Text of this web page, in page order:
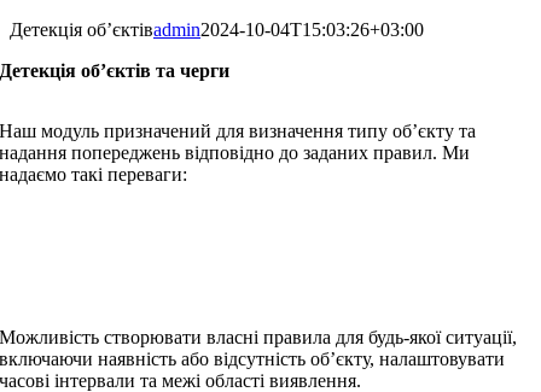
Детекція об’єктівadmin2024-10-04T15:03:26+03:00
Детекція об’єктів та черги
Наш модуль призначений для визначення типу об’єкту та
надання попереджень відповідно до заданих правил. Ми
надаємо такі переваги:
Можливість створювати власні правила для будь-якої ситуації,
включаючи наявність або відсутність об’єкту, налаштовувати
часові інтервали та межі області виявлення.